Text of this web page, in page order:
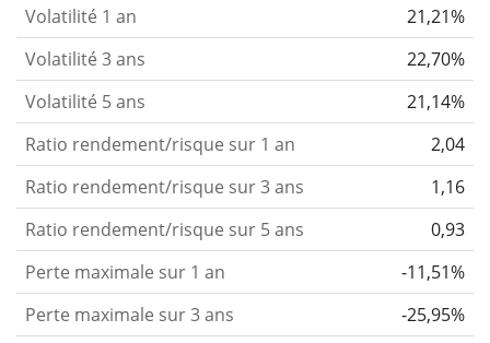
Volatilité 1 an
21,21%
Volatilité 3 ans
22,70%
Volatilité 5 ans
21,14%
Ratio rendement/risque sur 1 an
2,04
Ratio rendement/risque sur 3 ans
1,16
Ratio rendement/risque sur 5 ans
0,93
Perte maximale sur 1 an
-11,51%
Perte maximale sur 3 ans
-25,95%